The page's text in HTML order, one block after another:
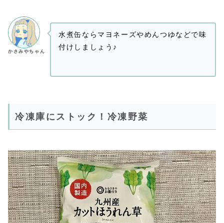
かさみやちゃん
水煮缶ならマヨネーズやめんつゆなどで味
付けしましょう♪
冷凍庫にストック！冷凍野菜